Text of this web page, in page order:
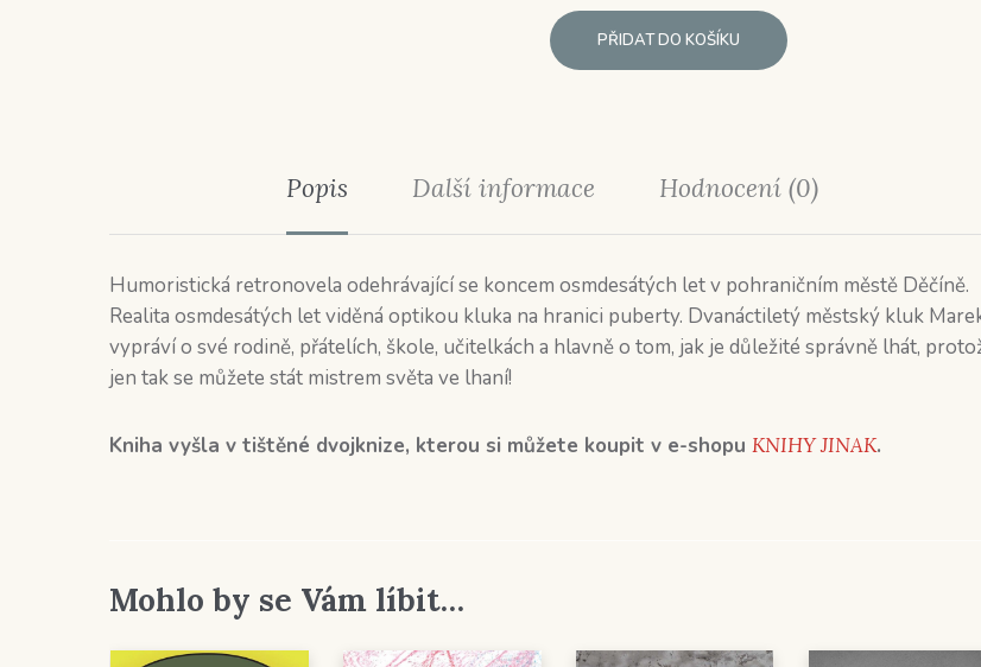
PŘIDAT DO KOŠÍKU
Popis Další informace Hodnocení (0)
Humoristická retronovela odehrávající se koncem osmdesátých let v pohraničním městě Děčíně.
Realita osmdesátých let viděná optikou kluka na hranici puberty. Dvanáctiletý městský kluk
vypráví o své rodině, přátelích, škole, učitelkách a hlavně o tom, jak je důležité správně lhát,
jen tak se můžete stát mistrem světa ve lhaní!
Kniha vyšla v tištěné dvojknize, kterou si můžete koupit v e-shopu KNIHY JINAK.
Mohlo by se Vám líbit…